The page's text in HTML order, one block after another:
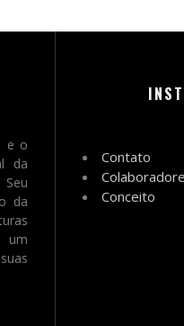
e o
da
da
um
Contato
Conceito